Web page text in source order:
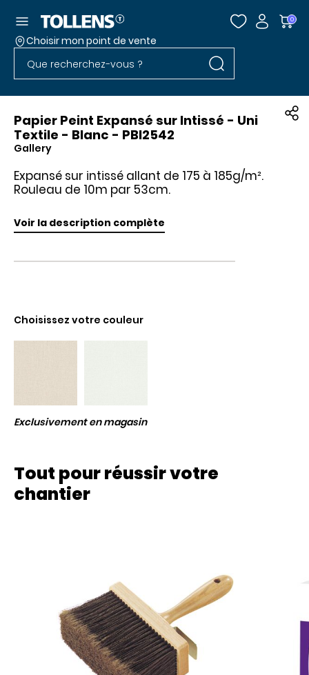
0
Passer la liste des magasins et aller au pied
Choisir mon point de vente
Rechercher dans le site Rechercher
Accéder au menu
Papier Peint Expansé sur Intissé - Uni
Textile - Blanc - PBI2542
Gallery
Expansé sur intissé allant de 175 à 185g/m².
Rouleau de 10m par 53cm.
Voir la description complète
Choisissez votre couleur
Exclusivement en magasin
Tout pour réussir votre
chantier